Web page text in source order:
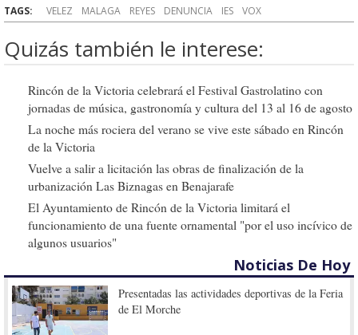
TAGS: VELEZ MALAGA REYES DENUNCIA IES VOX
Quizás también le interese:
Rincón de la Victoria celebrará el Festival Gastrolatino con
jornadas de música, gastronomía y cultura del 13 al 16 de agosto
La noche más rociera del verano se vive este sábado en Rincón
de la Victoria
Vuelve a salir a licitación las obras de finalización de la
urbanización Las Biznagas en Benajarafe
El Ayuntamiento de Rincón de la Victoria limitará el
funcionamiento de una fuente ornamental "por el uso incívico de
algunos usuarios"
Noticias De Hoy
Presentadas las actividades deportivas de la Feria
de El Morche